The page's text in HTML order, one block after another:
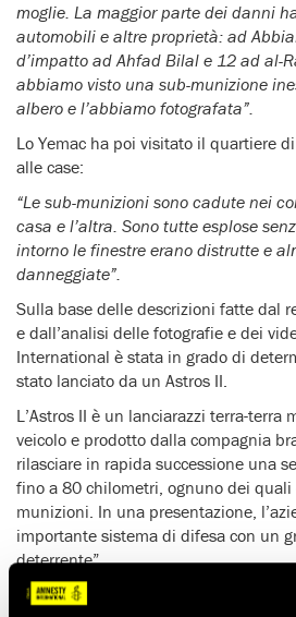
moglie. La maggior parte dei danni
automobili e altre proprietà: ad
d’impatto ad Ahfad Bilal e 12 ad al-
abbiamo visto una sub-munizione
albero e l’abbiamo fotografata”.
Lo Yemac ha poi visitato il quartiere
alle case:
“Le sub-munizioni sono cadute nei
casa e l’altra. Sono tutte esplose
intorno le finestre erano distrutte e
danneggiate”.
Sulla base delle descrizioni fatte dal
e dall’analisi delle fotografie e dei
International è stata in grado di
stato lanciato da un Astros II.
L’Astros II è un lanciarazzi terra-
veicolo e prodotto dalla compagnia
rilasciare in rapida successione una
fino a 80 chilometri, ognuno dei
munizioni. In una presentazione,
importante sistema di difesa con un
deterrente”.
Aumentano le prove